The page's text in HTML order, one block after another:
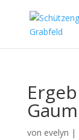
von evelyn |